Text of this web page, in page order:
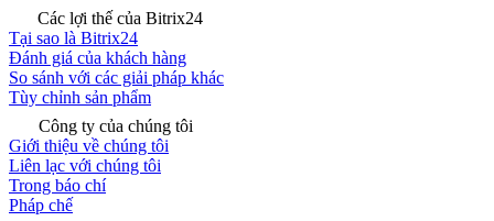
Các lợi thế của Bitrix24
Tại sao là Bitrix24
Đánh giá của khách hàng
So sánh với các giải pháp khác
Tùy chỉnh sản phẩm
Công ty của chúng tôi
Giới thiệu về chúng tôi
Liên lạc với chúng tôi
Trong báo chí
Pháp chế